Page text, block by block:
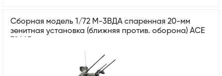
Сборная модель 1/72 М-3ВДА спаренная 20-мм
зенитная установка (ближняя против. оборона) ACE